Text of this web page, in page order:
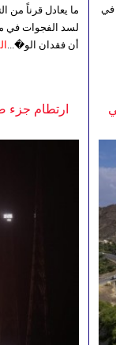
ما يعادل قرناً
لسد الفجوات في
أن فقدان الو�...
في
ارتطام